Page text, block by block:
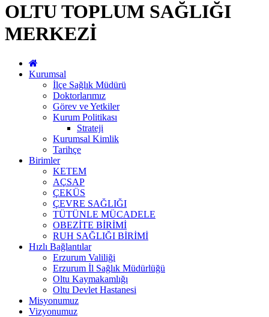
OLTU TOPLUM SAĞLIĞI
MERKEZİ
Kurumsal
İlçe Sağlık Müdürü
Doktorlarımız
Görev ve Yetkiler
Kurum Politikası
Strateji
Kurumsal Kimlik
Tarihçe
Birimler
KETEM
AÇSAP
ÇEKÜS
ÇEVRE SAĞLIĞI
TÜTÜNLE MÜCADELE
OBEZİTE BİRİMİ
RUH SAĞLIĞI BİRİMİ
Hızlı Bağlantılar
Erzurum Valiliği
Erzurum İl Sağlık Müdürlüğü
Oltu Kaymakamlığı
Oltu Devlet Hastanesi
Misyonumuz
Vizyonumuz